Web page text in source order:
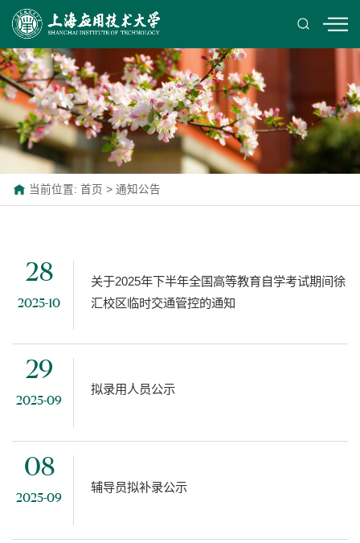
当前位置:首页 >通知公告
28
2025-10
关于2025年下半年全国高等教育自学考试期间徐
汇校区临时交通管控的通知
29
2025-09
拟录用人员公示
08
2025-09
辅导员拟补录公示